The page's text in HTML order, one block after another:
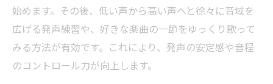
始めます。その後、低い声から高い声へと徐々に音域を
広げる発声練習や、好きな楽曲の一節をゆっくり歌って
みる方法が有効です。これにより、発声の安定感や音程
のコントロール力が向上します。